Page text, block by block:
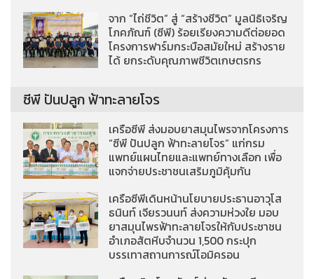
จาก “ไถ่ชีวิต” สู่ “สร้างชีวิต” มูลนิธิเจริญ
โภคภัณฑ์ (ซีพี) ร้อยเรียงความดีต่อยอด
โครงการฟาร์มกระบือสมัยใหม่ สร้างราย
ได้ ยกระดับคุณภาพชีวิตเกษตรกร
ซีพี ปันปลูก ฟ้าทะลายโจร
เครือซีพี ส่งมอบยาสมุนไพรจากโครงการ
“ซีพี ปันปลูก ฟ้าทะลายโจร” แก่กรม
แพทย์แผนไทยและแพทย์ทางเลือก เพื่อ
แจกจ่ายประชาชนเสริมภูมิคุ้มกัน
เครือซีพีเดินหน้านโยบายประธานอาวุโส
ธนินท์ เจียรวนนท์ ส่งความห่วงใย มอบ
ยาสมุนไพรฟ้าทะลายโจรให้กับประชาชน
อำเภอสัตหีบจำนวน 1,500 กระปุก
บรรเทาสถานการณ์โอมิครอน